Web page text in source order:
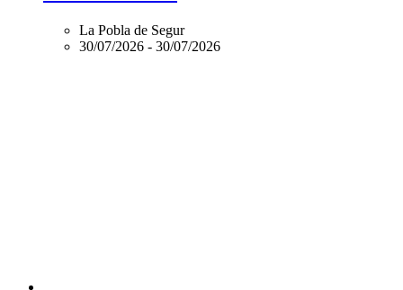
La Pobla de Segur
30/07/2026 - 30/07/2026